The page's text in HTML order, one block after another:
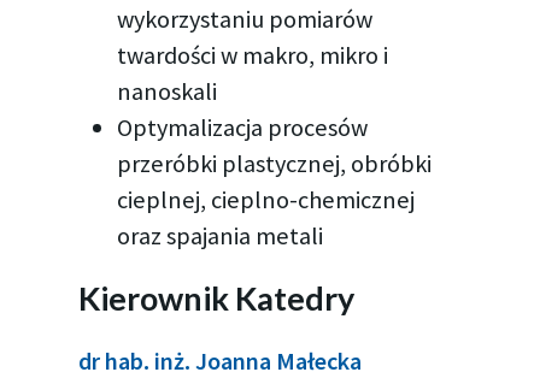
wykorzystaniu pomiarów
twardości w makro, mikro i
nanoskali
Optymalizacja procesów
przeróbki plastycznej, obróbki
cieplnej, cieplno-chemicznej
oraz spajania metali
Kierownik Katedry
dr hab. inż. Joanna Małecka